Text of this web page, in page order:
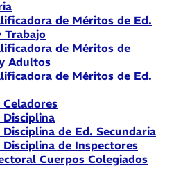
de Méritos de Ed.
Trabajo
de Méritos de
Adultos
de Méritos de Ed.
de Ed. Secundaria
de Inspectores
Cuerpos Colegiados